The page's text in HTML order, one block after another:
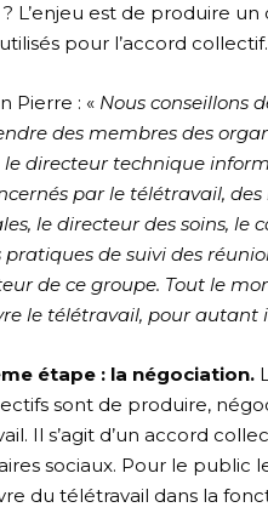
? L’enjeu est de produire
pour l’accord collectif.
Pierre : « Nous conseillons
des membres des
directeur technique
par le télétravail,
le directeur des soins, le
pratiques de suivi des
de ce groupe. Tout le
le télétravail, pour autant
étape : la négociation.
sont de produire,
Il s’agit d’un accord
sociaux. Pour le public
du télétravail dans la